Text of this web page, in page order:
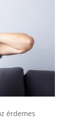
érdemes